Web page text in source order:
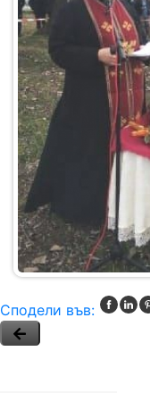
Сподели във: